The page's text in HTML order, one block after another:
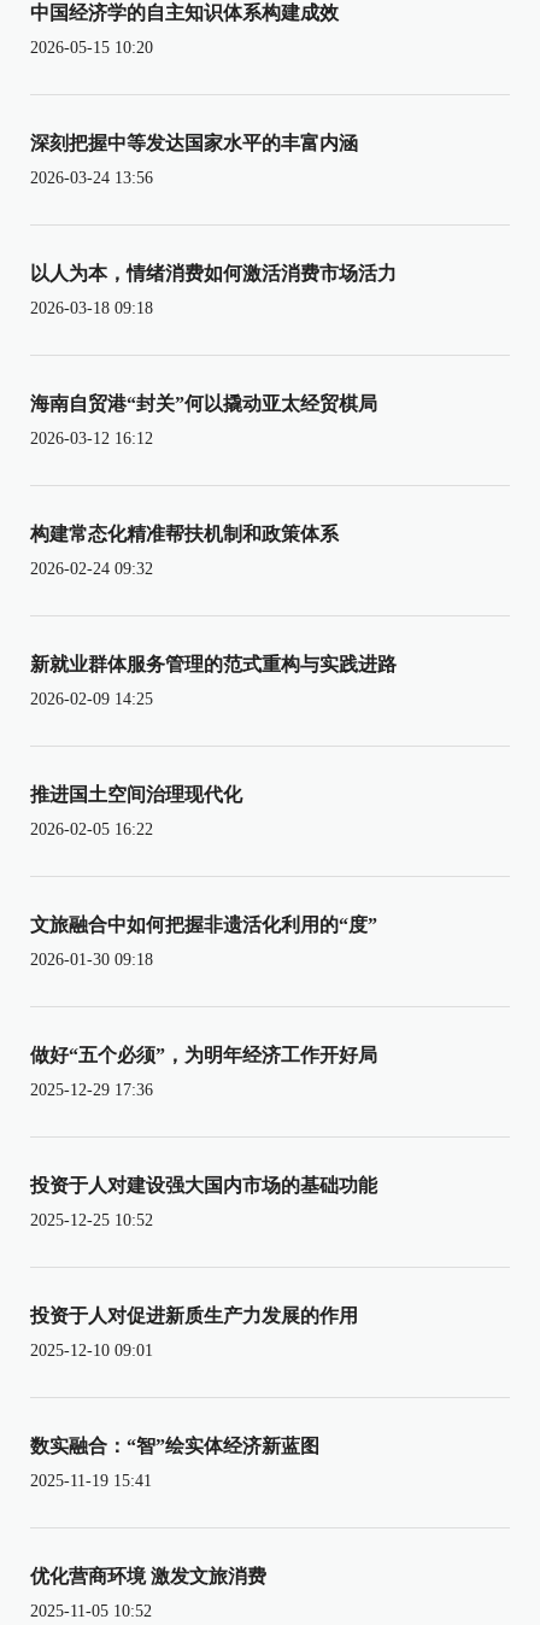
中国经济学的自主知识体系构建成效
2026-05-15 10:20
深刻把握中等发达国家水平的丰富内涵
2026-03-24 13:56
以人为本，情绪消费如何激活消费市场活力
2026-03-18 09:18
海南自贸港“封关”何以撬动亚太经贸棋局
2026-03-12 16:12
构建常态化精准帮扶机制和政策体系
2026-02-24 09:32
新就业群体服务管理的范式重构与实践进路
2026-02-09 14:25
推进国土空间治理现代化
2026-02-05 16:22
文旅融合中如何把握非遗活化利用的“度”
2026-01-30 09:18
做好“五个必须”，为明年经济工作开好局
2025-12-29 17:36
投资于人对建设强大国内市场的基础功能
2025-12-25 10:52
投资于人对促进新质生产力发展的作用
2025-12-10 09:01
数实融合：“智”绘实体经济新蓝图
2025-11-19 15:41
优化营商环境 激发文旅消费
2025-11-05 10:52